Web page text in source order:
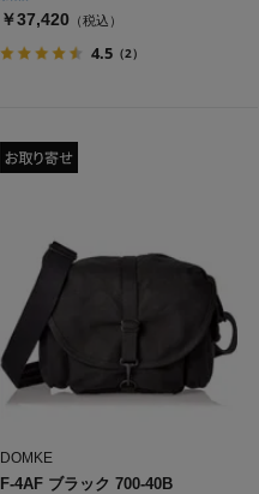
￥37,420 （税込）
4.5 （2）
DOMKE
F-4AF ブラック 700-40B